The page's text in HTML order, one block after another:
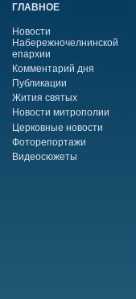
ГЛАВНОЕ
Новости
Набережночелнинской
епархии
Комментарий дня
Публикации
Жития святых
Новости митрополии
Церковные новости
Фоторепортажи
Видеосюжеты